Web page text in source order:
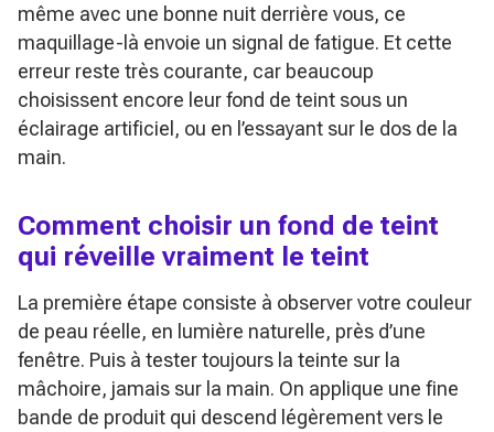
même avec une bonne nuit derrière vous, ce
maquillage-là envoie un signal de fatigue. Et cette
erreur reste très courante, car beaucoup
choisissent encore leur fond de teint sous un
éclairage artificiel, ou en l’essayant sur le dos de la
main.
Comment choisir un fond de teint
qui réveille vraiment le teint
La première étape consiste à observer votre couleur
de peau réelle, en lumière naturelle, près d’une
fenêtre. Puis à tester toujours la teinte sur la
mâchoire, jamais sur la main. On applique une fine
bande de produit qui descend légèrement vers le